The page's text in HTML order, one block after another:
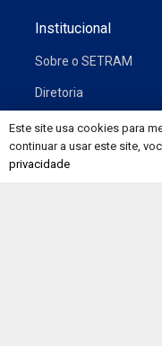
Institucional
Sobre o SETRAM
Diretoria
Comunicação
Este site usa cookies para
continuar a usar este site,
privacidade